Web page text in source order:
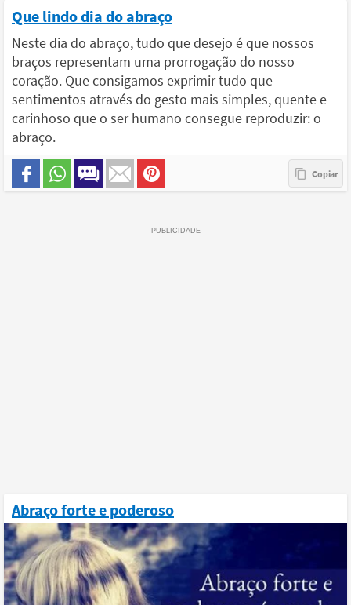
Que lindo dia do abraço
Neste dia do abraço, tudo que desejo é que nossos
braços representam uma prorrogação do nosso
coração. Que consigamos exprimir tudo que
sentimentos através do gesto mais simples, quente e
carinhoso que o ser humano consegue reproduzir: o
abraço.
Abraço forte e poderoso